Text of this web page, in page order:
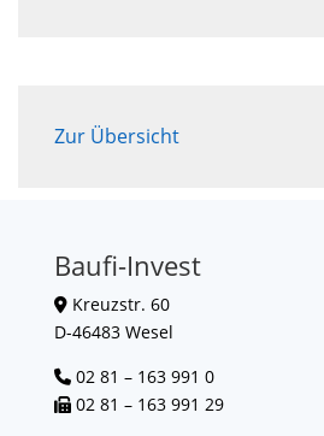
Zur Übersicht
Baufi-Invest
Kreuzstr. 60
D-46483 Wesel
02 81 – 163 991 0
02 81 – 163 991 29